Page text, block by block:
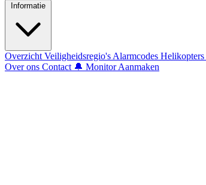
Informatie
Overzicht Veiligheidsregio's Alarmcodes Helikopters
Over ons Contact 🔔 Monitor Aanmaken